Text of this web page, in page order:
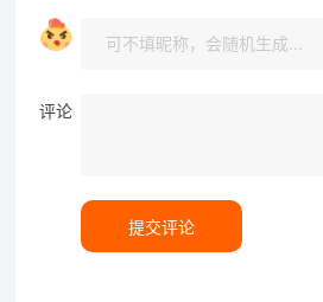
评论
提交评论